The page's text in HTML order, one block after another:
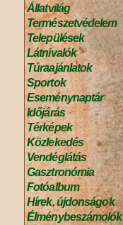
Állatvilág
Természetvédelem
Települések
Látnivalók
Túraajánlatok
Sportok
Eseménynaptár
Időjárás
Térképek
Közlekedés
Vendéglátás
Gasztronómia
Fotóalbum
Hírek, újdonságok
Élménybeszámolók